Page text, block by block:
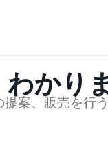
かり
案、販売を行